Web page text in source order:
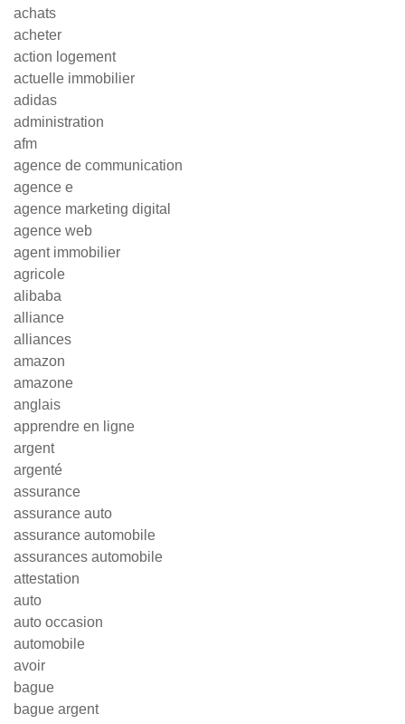
achats
acheter
action logement
actuelle immobilier
adidas
administration
afm
agence de communication
agence e
agence marketing digital
agence web
agent immobilier
agricole
alibaba
alliance
alliances
amazon
amazone
anglais
apprendre en ligne
argent
argenté
assurance
assurance auto
assurance automobile
assurances automobile
attestation
auto
auto occasion
automobile
avoir
bague
bague argent